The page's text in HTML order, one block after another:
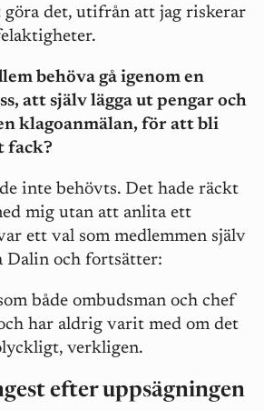
göra det, utifrån att jag riskerar
behöva gå igenom en
att själv lägga ut pengar och
klagoanmälan, för att bli
fack?
inte behövts. Det hade räckt
mig utan att anlita ett
ett val som medlemmen själv
Dalin och fortsätter:
både ombudsman och chef
har aldrig varit med om det
verkligen.
efter uppsägningen